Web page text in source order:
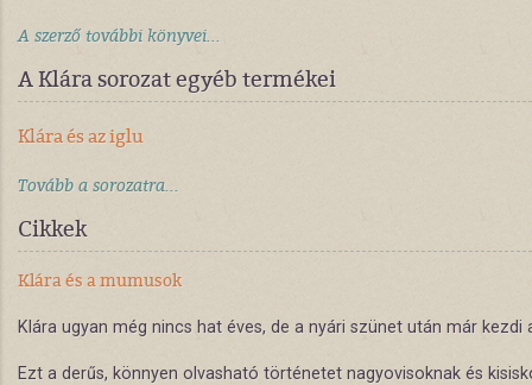
A szerző további könyvei...
A Klára sorozat egyéb termékei
Klára és az iglu
Tovább a sorozatra...
Cikkek
Klára és a mumusok
Klára ugyan még nincs hat éves, de a nyári szünet után már
Ezt a derűs, könnyen olvasható történetet nagyovisoknak és